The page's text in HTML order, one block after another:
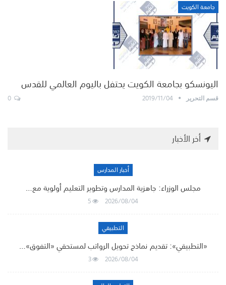
جامعة الكويت
اليونسكو بجامعة الكويت يحتفل باليوم العالمي للقدس
قسم التحرير 2019/11/04
أخر الأخبار
أخبار المدارس
مجلس الوزراء: جاهزية المدارس وتطوير التعليم أولوية مع…
2026/08/04
5
التطبيقي
«التطبيقي»: تقديم نماذج تحويل الرواتب لمستحقي «التفوق»…
2026/08/04
3